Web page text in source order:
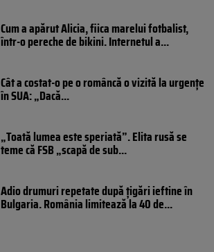
Cum a apărut Alicia, fiica marelui fotbalist,
într-o pereche de bikini. Internetul a...
Cât a costat-o pe o româncă o vizită la urgențe
în SUA: „Dacă...
„Toată lumea este speriată”. Elita rusă se
teme că FSB „scapă de sub...
Adio drumuri repetate după țigări ieftine în
Bulgaria. România limitează la 40 de...